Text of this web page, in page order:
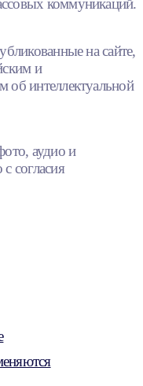
коммуникаций.
на сайте,
и
об интеллектуальной
аудио и
согласия